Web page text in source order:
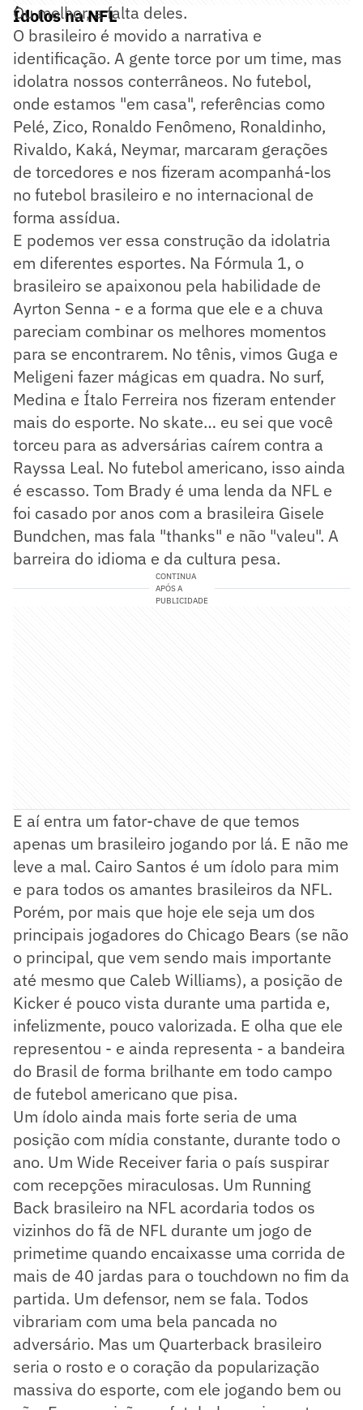
Ídolos na NFL
Ou melhor, a falta deles.
O brasileiro é movido a narrativa e
identificação. A gente torce por um time, mas
idolatra nossos conterrâneos. No futebol,
onde estamos "em casa", referências como
Pelé, Zico, Ronaldo Fenômeno, Ronaldinho,
Rivaldo, Kaká, Neymar, marcaram gerações
de torcedores e nos fizeram acompanhá-los
no futebol brasileiro e no internacional de
forma assídua.
E podemos ver essa construção da idolatria
em diferentes esportes. Na Fórmula 1, o
brasileiro se apaixonou pela habilidade de
Ayrton Senna - e a forma que ele e a chuva
pareciam combinar os melhores momentos
para se encontrarem. No tênis, vimos Guga e
Meligeni fazer mágicas em quadra. No surf,
Medina e Ítalo Ferreira nos fizeram entender
mais do esporte. No skate… eu sei que você
torceu para as adversárias caírem contra a
Rayssa Leal. No futebol americano, isso ainda
é escasso. Tom Brady é uma lenda da NFL e
foi casado por anos com a brasileira Gisele
Bundchen, mas fala "thanks" e não "valeu". A
barreira do idioma e da cultura pesa.
CONTINUA
APÓS A
PUBLICIDADE
E aí entra um fator-chave de que temos
apenas um brasileiro jogando por lá. E não me
leve a mal. Cairo Santos é um ídolo para mim
e para todos os amantes brasileiros da NFL.
Porém, por mais que hoje ele seja um dos
principais jogadores do Chicago Bears (se não
o principal, que vem sendo mais importante
até mesmo que Caleb Williams), a posição de
Kicker é pouco vista durante uma partida e,
infelizmente, pouco valorizada. E olha que ele
representou - e ainda representa - a bandeira
do Brasil de forma brilhante em todo campo
de futebol americano que pisa.
Um ídolo ainda mais forte seria de uma
posição com mídia constante, durante todo o
ano. Um Wide Receiver faria o país suspirar
com recepções miraculosas. Um Running
Back brasileiro na NFL acordaria todos os
vizinhos do fã de NFL durante um jogo de
primetime quando encaixasse uma corrida de
mais de 40 jardas para o touchdown no fim da
partida. Um defensor, nem se fala. Todos
vibrariam com uma bela pancada no
adversário. Mas um Quarterback brasileiro
seria o rosto e o coração da popularização
massiva do esporte, com ele jogando bem ou